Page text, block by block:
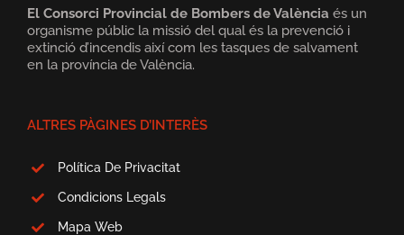
El Consorci Provincial de Bombers de València és un
organisme públic la missió del qual és la prevenció i
extinció d’incendis així com les tasques de salvament
en la província de València.
ALTRES PÀGINES D’INTERÈS
Política De Privacitat
Condicions Legals
Mapa Web